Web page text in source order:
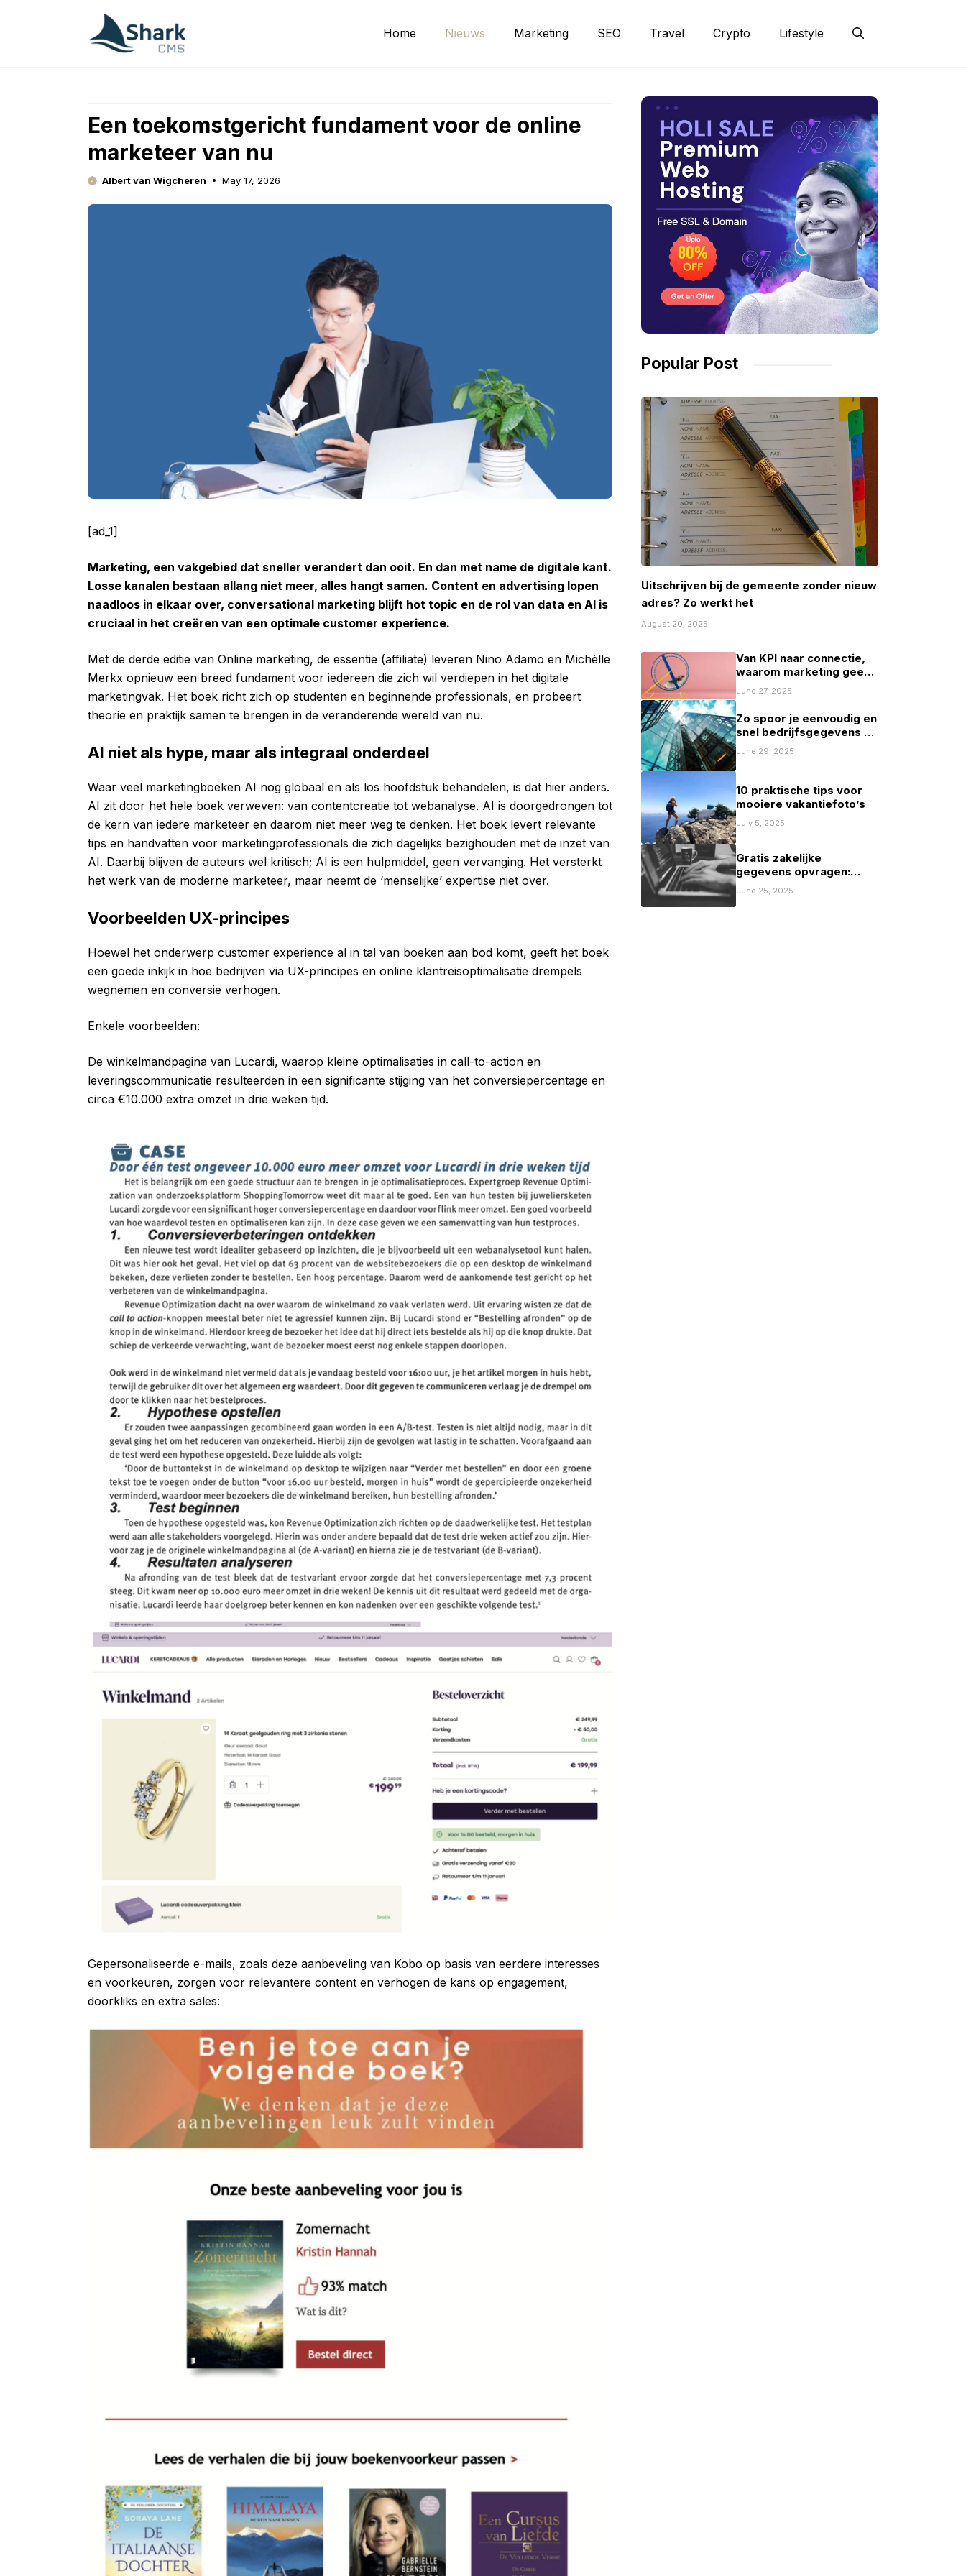
Home Nieuws Marketing SEO Travel Crypto Lifestyle
Een toekomstgericht fundament voor de online
marketeer van nu
Albert van Wigcheren May 17, 2026
[ad_1]
Marketing, een vakgebied dat sneller verandert dan ooit. En dan met name de digitale kant.
Losse kanalen bestaan allang niet meer, alles hangt samen. Content en advertising lopen
naadloos in elkaar over, conversational marketing blijft hot topic en de rol van data en AI is
cruciaal in het creëren van een optimale customer experience.
Met de derde editie van Online marketing, de essentie (affiliate) leveren Nino Adamo en Michèlle
Merkx opnieuw een breed fundament voor iedereen die zich wil verdiepen in het digitale
marketingvak. Het boek richt zich op studenten en beginnende professionals, en probeert
theorie en praktijk samen te brengen in de veranderende wereld van nu.
AI niet als hype, maar als integraal onderdeel
Waar veel marketingboeken AI nog globaal en als los hoofdstuk behandelen, is dat hier anders.
AI zit door het hele boek verweven: van contentcreatie tot webanalyse. AI is doorgedrongen tot
de kern van iedere marketeer en daarom niet meer weg te denken. Het boek levert relevante
tips en handvatten voor marketingprofessionals die zich dagelijks bezighouden met de inzet van
AI. Daarbij blijven de auteurs wel kritisch; AI is een hulpmiddel, geen vervanging. Het versterkt
het werk van de moderne marketeer, maar neemt de ‘menselijke’ expertise niet over.
Voorbeelden UX-principes
Hoewel het onderwerp customer experience al in tal van boeken aan bod komt, geeft het boek
een goede inkijk in hoe bedrijven via UX-principes en online klantreisoptimalisatie drempels
wegnemen en conversie verhogen.
Enkele voorbeelden:
De winkelmandpagina van Lucardi, waarop kleine optimalisaties in call-to-action en
leveringscommunicatie resulteerden in een significante stijging van het conversiepercentage en
circa €10.000 extra omzet in drie weken tijd.
Gepersonaliseerde e-mails, zoals deze aanbeveling van Kobo op basis van eerdere interesses
en voorkeuren, zorgen voor relevantere content en verhogen de kans op engagement,
doorkliks en extra sales:
Popular Post
Uitschrijven bij de gemeente zonder nieuw
adres? Zo werkt het
August 20, 2025
Van KPI naar connectie,
waarom marketing geen
spelletje scoren mag zijn
June 27, 2025
Zo spoor je eenvoudig en
snel bedrijfsgegevens op
in Nederland
June 29, 2025
10 praktische tips voor
mooiere vakantiefoto’s
July 5, 2025
Gratis zakelijke
gegevens opvragen:
mogelijkheden en
beperkingen
June 25, 2025